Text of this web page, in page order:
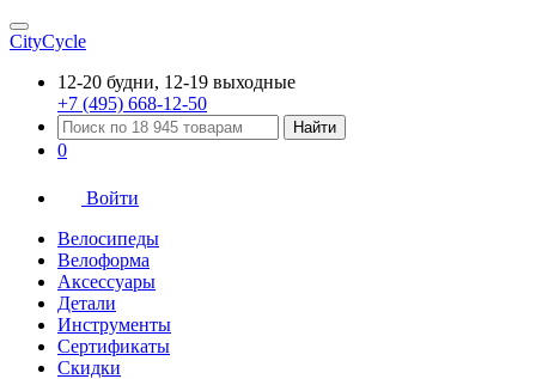
CityCycle
12-20 будни, 12-19 выходные
+7 (495) 668-12-50
Найти
0
Войти
Велосипеды
Велоформа
Аксессуары
Детали
Инструменты
Сертификаты
Скидки